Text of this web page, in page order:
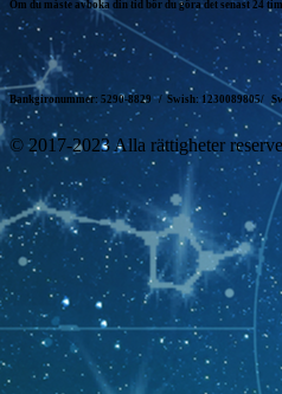
Om du måste avboka din tid bör du göra det senast 24
Bankgironummer: 5290-8829 / Swish: 1230089805/
© 2017-2023 Alla rättigheter